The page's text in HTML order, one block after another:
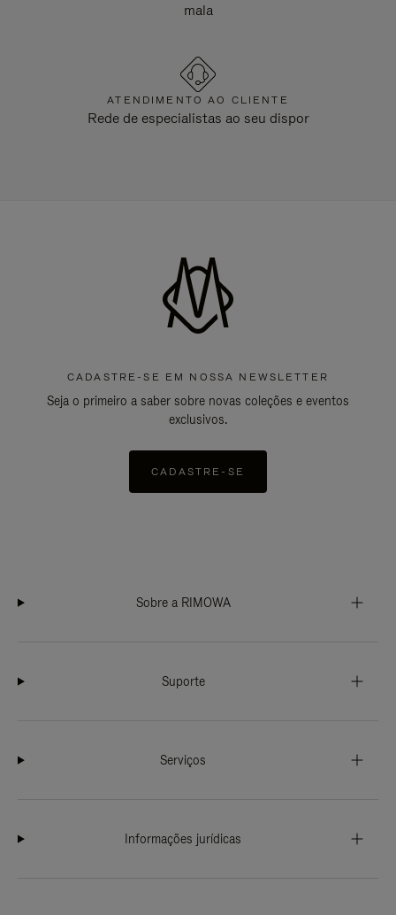
mala
ATENDIMENTO AO CLIENTE
Rede de especialistas ao seu dispor
CADASTRE-SE EM NOSSA NEWSLETTER
Seja o primeiro a saber sobre novas coleções e eventos
exclusivos.
CADASTRE-SE
Sobre a RIMOWA
Suporte
Serviços
Informações jurídicas